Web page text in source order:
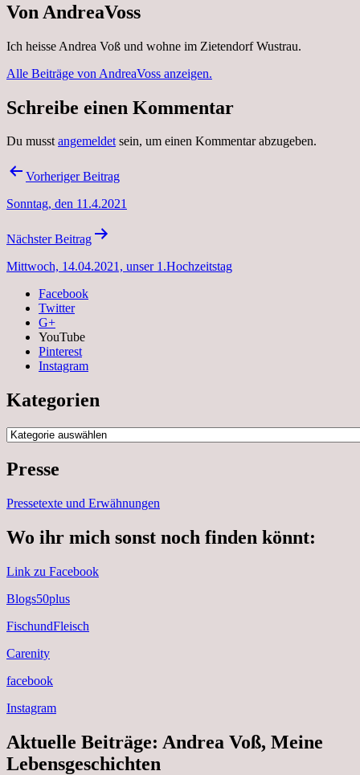
Von AndreaVoss
Ich heisse Andrea Voß und wohne im Zietendorf Wustrau.
Alle Beiträge von AndreaVoss anzeigen.
Schreibe einen Kommentar
Du musstangemeldetsein, um einen Kommentar abzugeben.
Beitragsnavigation
Vorheriger Beitrag
Sonntag, den 11.4.2021
Nächster Beitrag
Mittwoch, 14.04.2021, unser 1.Hochzeitstag
Facebook
Twitter
G+
YouTube
Pinterest
Instagram
Kategorien
Kategorien
Presse
Pressetexte und Erwähnungen
Wo ihr mich sonst noch finden könnt:
Link zu Facebook
Blogs50plus
FischundFleisch
Carenity
facebook
Instagram
Aktuelle Beiträge: Andrea Voß, Meine
Lebensgeschichten